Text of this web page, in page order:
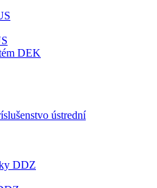
DEK
ústrední
DDZ